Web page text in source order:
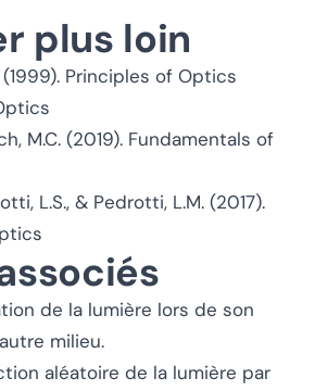
plus loin
Principles of Optics
M.C. (2019). Fundamentals of
L.S., & Pedrotti, L.M. (2017).
de la lumière lors de son
milieu.
aléatoire de la lumière par